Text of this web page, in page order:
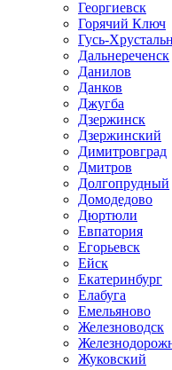
Георгиевск
Горячий Ключ
Гусь-
Дальнереченск
Данилов
Данков
Джугба
Дзержинск
Дзержинский
Димитровград
Дмитров
Долгопрудный
Домодедово
Дюртюли
Евпатория
Егорьевск
Ейск
Екатеринбург
Елабуга
Емельяново
Железноводск
Жуковский